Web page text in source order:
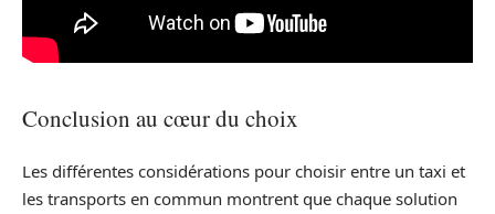
Conclusion au cœur du choix
Les différentes considérations pour choisir entre un taxi et
les transports en commun montrent que chaque solution